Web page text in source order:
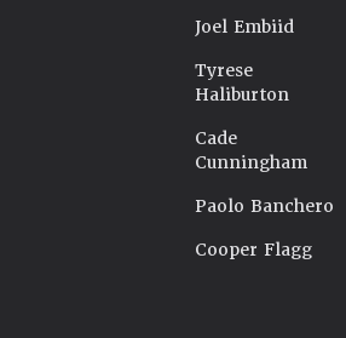
Joel Embiid
Tyrese
Haliburton
Cade
Cunningham
Paolo Banchero
Cooper Flagg